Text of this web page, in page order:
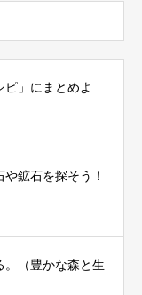
」にまとめよ
や鉱石を探そう！
。（豊かな森と生